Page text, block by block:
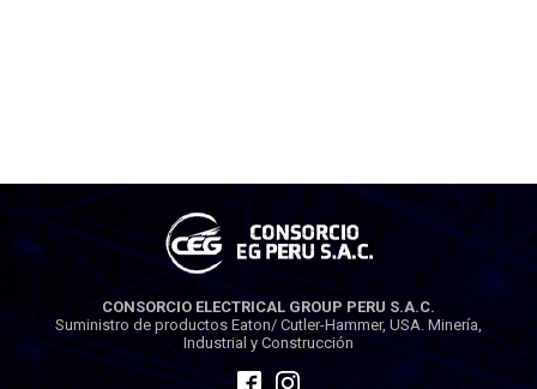
CONSORCIO ELECTRICAL GROUP PERU S.A.C.
Suministro de productos Eaton/ Cutler-Hammer, USA. Minería,
Industrial y Construcción